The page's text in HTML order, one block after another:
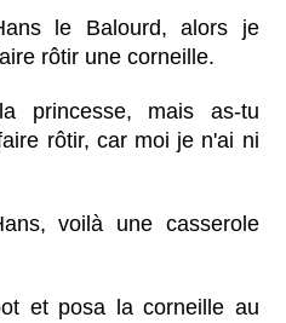
le Balourd, alors je
rôtir une corneille.
princesse, mais as-tu
rôtir, car moi je n'ai ni
voilà une casserole
et posa la corneille au